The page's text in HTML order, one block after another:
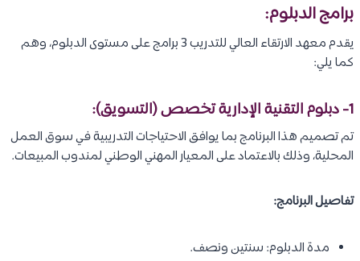
برامج الدبلوم:
يقدم معهد الارتقاء العالي للتدريب 3 برامج على مستوى الدبلوم، وهم
كما يلي:
1- دبلوم التقنية الإدارية تخصص ( التسويق):
تم تصميم هذا البرنامج بما يوافق الاحتياجات التدريبية في سوق العمل
المحلية، وذلك بالاعتماد على المعيار المهني الوطني لمندوب المبيعات.
تفاصيل البرنامج:
مدة الدبلوم: سنتين ونصف.